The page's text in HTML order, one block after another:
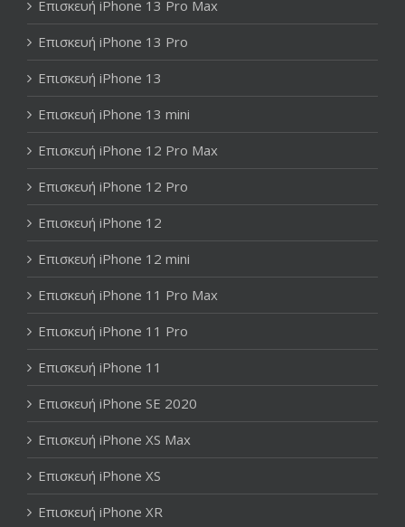
Επισκευή iPhone 13 Pro Max
Επισκευή iPhone 13 Pro
Επισκευή iPhone 13
Επισκευή iPhone 13 mini
Επισκευή iPhone 12 Pro Max
Επισκευή iPhone 12 Pro
Επισκευή iPhone 12
Επισκευή iPhone 12 mini
Επισκευή iPhone 11 Pro Max
Επισκευή iPhone 11 Pro
Επισκευή iPhone 11
Επισκευή iPhone SE 2020
Επισκευή iPhone XS Max
Επισκευή iPhone XS
Επισκευή iPhone XR